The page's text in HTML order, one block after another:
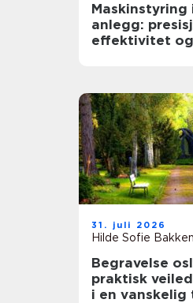
Maskinstyring
anlegg:
effektivitet og
31. juli 2026
Hilde Sofie Bakken
Begravelse
praktisk
i en vanskelig